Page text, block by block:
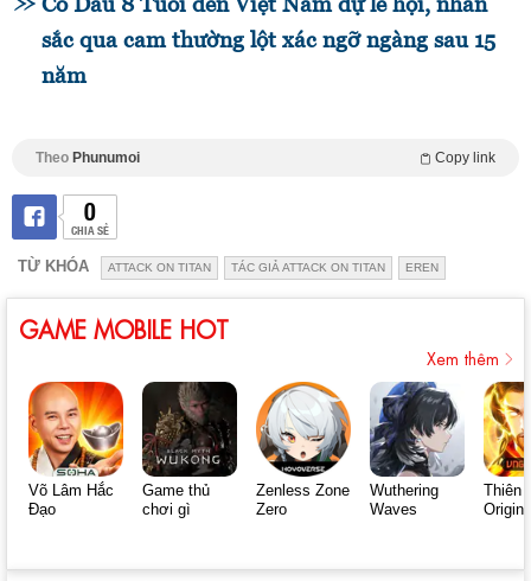
sắc qua cam thường lột xác ngỡ ngàng sau 15
năm
Theo Phunumoi Copy link
0
CHIA SẺ
TỪ KHÓA ATTACK ON TITAN TÁC GIẢ ATTACK ON TITAN EREN
GAME MOBILE HOT
Xem thêm
Võ Lâm Hắc
Đạo
Game thủ
chơi gì
Zenless Zone
Zero
Wuthering
Waves
Thiên
Origin